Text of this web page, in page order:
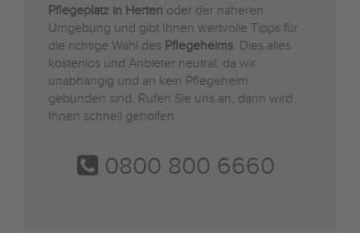
Pflegeplatz in Herten oder der näheren
Umgebung und gibt Ihnen wertvolle Tipps für
die richtige Wahl des Pflegeheims. Dies alles
kostenlos und Anbieter neutral, da wir
unabhängig und an kein Pflegeheim
gebunden sind. Rufen Sie uns an, dann wird
Ihnen schnell geholfen:
0800 800 6660